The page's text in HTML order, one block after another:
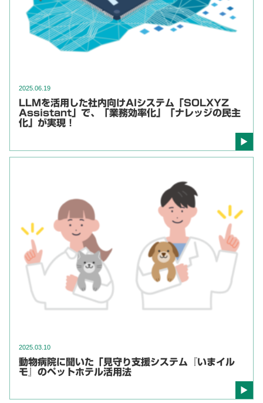
2025.06.19
LLMを活用した社内向けAIシステム「SOLXYZ
Assistant」で、「業務効率化」「ナレッジの民主
化」が実現！
2025.03.10
動物病院に聞いた「見守り支援システム『いまイル
モ』のペットホテル活用法